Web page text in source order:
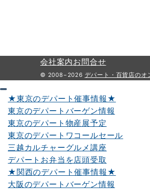
会社案内お問合せ
© 2008−2026 デパート・百貨店のオ
★東京のデパート催事情報★
東京のデパートバーゲン情報
東京のデパート物産展予定
東京のデパートワコールセール
三越カルチャーグルメ講座
デパートお弁当を店頭受取
★関西のデパート催事情報★
大阪のデパートバーゲン情報